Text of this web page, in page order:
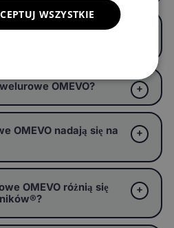
welurowe
OMEVO?
OMEVO nadają się na
OMEVO różnią się
WSZYSTKIE